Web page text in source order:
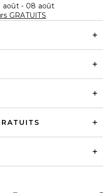
août - 08 août
GRATUITS